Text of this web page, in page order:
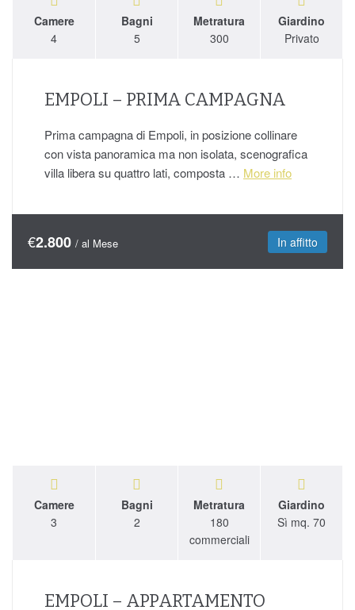
Camere
4
Bagni
5
Metratura
300
Giardino
Privato
EMPOLI – PRIMA CAMPAGNA
Prima campagna di Empoli, in posizione collinare
con vista panoramica ma non isolata, scenografica
villa libera su quattro lati, composta … More info
€2.800 / al Mese In affitto
Camere
3
Bagni
2
Metratura
180
commerciali
Giardino
Sì mq. 70
EMPOLI – APPARTAMENTO